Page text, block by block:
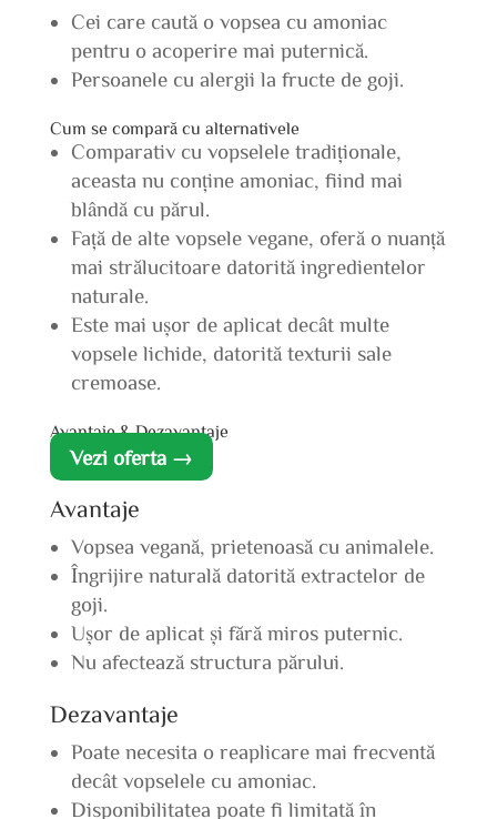
Cei care caută o vopsea cu amoniac
pentru o acoperire mai puternică.
Persoanele cu alergii la fructe de goji.
Cum se compară cu alternativele
Comparativ cu vopselele tradiționale,
aceasta nu conține amoniac, fiind mai
blândă cu părul.
Față de alte vopsele vegane, oferă o nuanță
mai strălucitoare datorită ingredientelor
naturale.
Este mai ușor de aplicat decât multe
vopsele lichide, datorită texturii sale
cremoase.
Avantaje & Dezavantaje
Vezi oferta →
Avantaje
Vopsea vegană, prietenoasă cu animalele.
Îngrijire naturală datorită extractelor de
goji.
Ușor de aplicat și fără miros puternic.
Nu afectează structura părului.
Dezavantaje
Poate necesita o reaplicare mai frecventă
decât vopselele cu amoniac.
Disponibilitatea poate fi limitată în